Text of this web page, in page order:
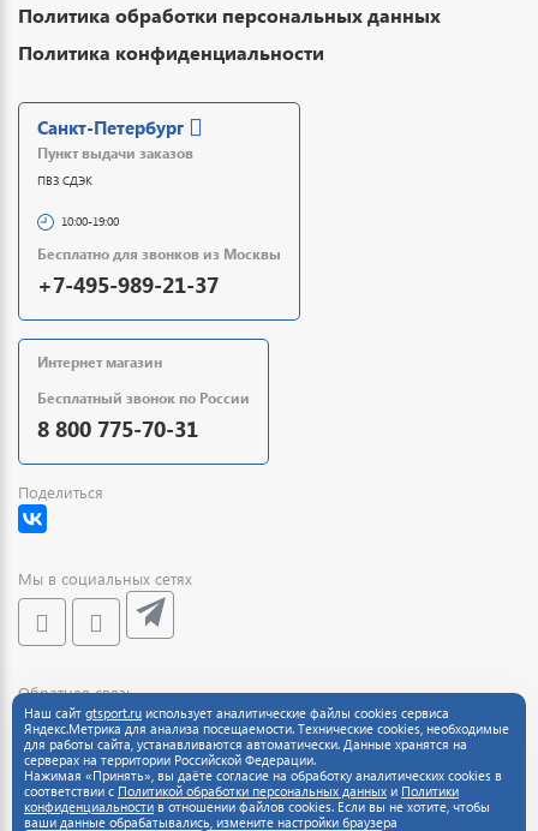
Политика обработки персональных данных
Политика конфиденциальности
Санкт-Петербург
Пункт выдачи заказов
ПВЗ СДЭК
10:00-19:00
Бесплатно для звонков из Москвы
+7-495-989-21-37
Интернет магазин
Бесплатный звонок по России
8 800 775-70-31
Поделиться
Мы в социальных сетях
Обратная связь
Наш сайт gtsport.ru использует аналитические файлы cookies сервиса
Яндекс.Метрика для анализа посещаемости. Технические cookies, необходимые
для работы сайта, устанавливаются автоматически. Данные хранятся на
серверах на территории Российской Федерации.
Нажимая «Принять», вы даёте согласие на обработку аналитических cookies в
соответствии с Политикой обработки персональных данных и Политики
конфиденциальности в отношении файлов cookies. Если вы не хотите, чтобы
ваши данные обрабатывались, измените настройки браузера